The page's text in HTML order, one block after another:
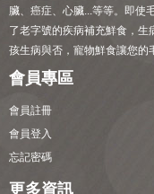
臟、癌症、心臟...等等。即使
了老字號的疾病補充鮮食，
孩生病與否，寵物鮮食讓您的
會員專區
會員註冊
會員登入
忘記密碼
更多資訊